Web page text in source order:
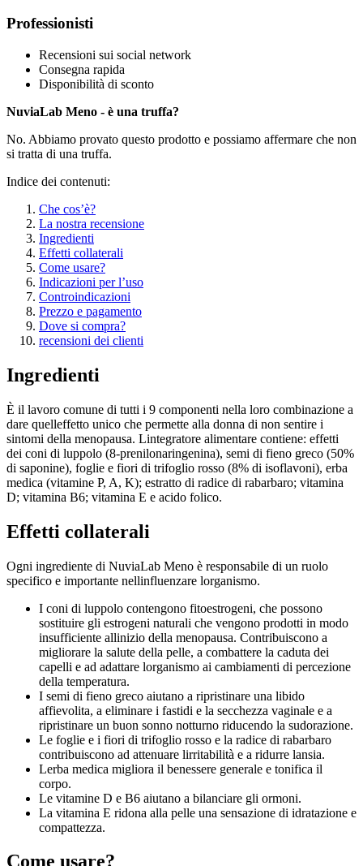
Professionisti
Recensioni sui social network
Consegna rapida
Disponibilità di sconto
NuviaLab Meno - è una truffa?
No. Abbiamo provato questo prodotto e possiamo affermare che non
si tratta di una truffa.
Indice dei contenuti:
Che cos’è?
La nostra recensione
Ingredienti
Effetti collaterali
Come usare?
Indicazioni per l’uso
Controindicazioni
Prezzo e pagamento
Dove si compra?
recensioni dei clienti
Ingredienti
È il lavoro comune di tutti i 9 componenti nella loro combinazione a
dare quelleffetto unico che permette alla donna di non sentire i
sintomi della menopausa. Lintegratore alimentare contiene: effetti
dei coni di luppolo (8-prenilonaringenina), semi di fieno greco (50%
di saponine), foglie e fiori di trifoglio rosso (8% di isoflavoni), erba
medica (vitamine P, A, K); estratto di radice di rabarbaro; vitamina
D; vitamina B6; vitamina E e acido folico.
Effetti collaterali
Ogni ingrediente di NuviaLab Meno è responsabile di un ruolo
specifico e importante nellinfluenzare lorganismo.
I coni di luppolo contengono fitoestrogeni, che possono
sostituire gli estrogeni naturali che vengono prodotti in modo
insufficiente allinizio della menopausa. Contribuiscono a
migliorare la salute della pelle, a combattere la caduta dei
capelli e ad adattare lorganismo ai cambiamenti di percezione
della temperatura.
I semi di fieno greco aiutano a ripristinare una libido
affievolita, a eliminare i fastidi e la secchezza vaginale e a
ripristinare un buon sonno notturno riducendo la sudorazione.
Le foglie e i fiori di trifoglio rosso e la radice di rabarbaro
contribuiscono ad attenuare lirritabilità e a ridurre lansia.
Lerba medica migliora il benessere generale e tonifica il
corpo.
Le vitamine D e B6 aiutano a bilanciare gli ormoni.
La vitamina E ridona alla pelle una sensazione di idratazione e
compattezza.
Come usare?